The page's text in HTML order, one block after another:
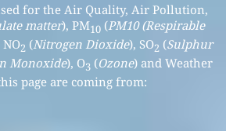
for the Air Quality, Air Pollution,
matter), PM10(PM10 (Respirable
NO2 (Nitrogen Dioxide), SO2 (Sulphur
Monoxide), O3 (Ozone) and Weather
page are coming from: